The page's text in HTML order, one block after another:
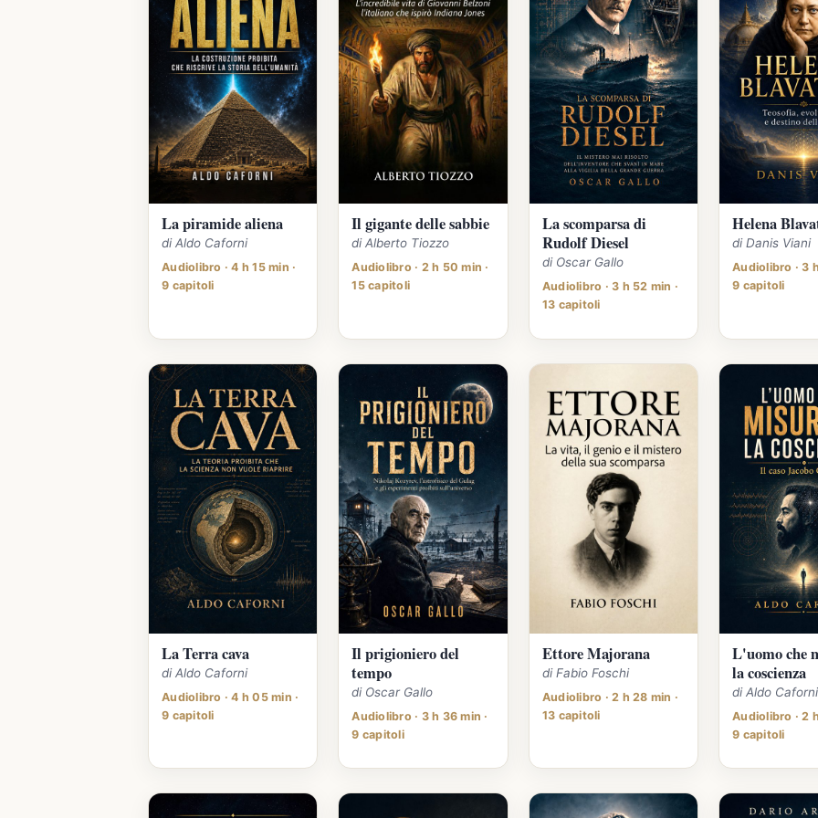
La piramide aliena
di Aldo Caforni
Audiolibro · 4 h 15 min ·
9 capitoli
Il gigante delle sabbie
di Alberto Tiozzo
Audiolibro · 2 h 50 min ·
15 capitoli
La scomparsa di
Rudolf Diesel
di Oscar Gallo
Audiolibro · 3 h 52 min ·
13 capitoli
Helena
di Danis Viani
Audiolibro · 3
9 capitoli
La Terra cava
di Aldo Caforni
Audiolibro · 4 h 05 min ·
9 capitoli
Il prigioniero del
tempo
di Oscar Gallo
Audiolibro · 3 h 36 min ·
9 capitoli
Ettore Majorana
di Fabio Foschi
Audiolibro · 2 h 28 min ·
13 capitoli
L'uomo che
la coscienza
di Aldo Caforni
Audiolibro · 2
9 capitoli